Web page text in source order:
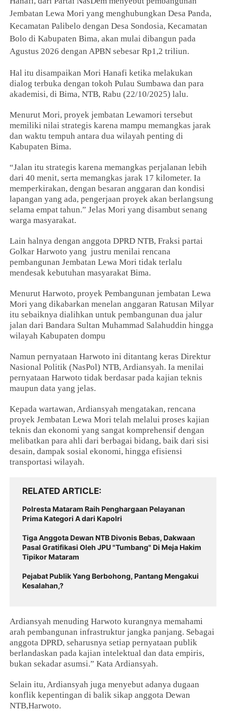
Jembatan Lewa Mori yang menghubungkan Desa Panda,
Kecamatan Palibelo dengan Desa Sondosia, Kecamatan
Bolo di Kabupaten Bima, akan mulai dibangun pada
Agustus 2026 dengan APBN sebesar Rp1,2 triliun.
Hal itu disampaikan Mori Hanafi ketika melakukan
dialog terbuka dengan tokoh Pulau Sumbawa dan para
akademisi, di Bima, NTB, Rabu (22/10/2025) lalu.
Menurut Mori, proyek jembatan Lewamori tersebut
memiliki nilai strategis karena mampu memangkas jarak
dan waktu tempuh antara dua wilayah penting di
Kabupaten Bima.
“Jalan itu strategis karena memangkas perjalanan lebih
dari 40 menit, serta memangkas jarak 17 kilometer. Ia
memperkirakan, dengan besaran anggaran dan kondisi
lapangan yang ada, pengerjaan proyek akan berlangsung
selama empat tahun.” Jelas Mori yang disambut senang
warga masyarakat.
Lain halnya dengan anggota DPRD NTB, Fraksi partai
Golkar Harwoto yang justru menilai rencana
pembangunan Jembatan Lewa Mori tidak terlalu
mendesak kebutuhan masyarakat Bima.
Menurut Harwoto, proyek Pembangunan jembatan Lewa
Mori yang dikabarkan menelan anggaran Ratusan Milyar
itu sebaiknya dialihkan untuk pembangunan dua jalur
jalan dari Bandara Sultan Muhammad Salahuddin hingga
wilayah Kabupaten dompu
Namun pernyataan Harwoto ini ditantang keras Direktur
Nasional Politik (NasPol) NTB, Ardiansyah. Ia menilai
pernyataan Harwoto tidak berdasar pada kajian teknis
maupun data yang jelas.
Kepada wartawan, Ardiansyah mengatakan, rencana
proyek Jembatan Lewa Mori telah melalui proses kajian
teknis dan ekonomi yang sangat komprehensif dengan
melibatkan para ahli dari berbagai bidang, baik dari sisi
desain, dampak sosial ekonomi, hingga efisiensi
transportasi wilayah.
RELATED ARTICLE
Polresta Mataram Raih Penghargaan Pelayanan
Prima Kategori A dari Kapolri
Tiga Anggota Dewan NTB Divonis Bebas, Dakwaan
Pasal Gratifikasi Oleh JPU "Tumbang" Di Meja Hakim
Tipikor Mataram
Pejabat Publik Yang Berbohong, Pantang Mengakui
Kesalahan,?
Ardiansyah menuding Harwoto kurangnya memahami
arah pembangunan infrastruktur jangka panjang. Sebagai
anggota DPRD, seharusnya setiap pernyataan publik
berlandaskan pada kajian intelektual dan data empiris,
bukan sekadar asumsi.” Kata Ardiansyah.
Selain itu, Ardiansyah juga menyebut adanya dugaan
konflik kepentingan di balik sikap anggota Dewan
NTB,Harwoto.